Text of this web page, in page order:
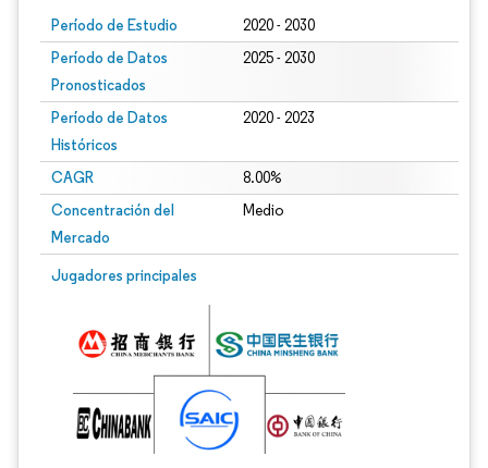
Período de Estudio 2020 - 2030
Período de Datos
Pronosticados
2025 - 2030
Período de Datos
Históricos
2020 - 2023
CAGR 8.00%
Concentración del
Mercado
Medio
Jugadores principales